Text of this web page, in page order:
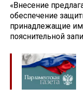
«Внесение
обеспечение
принадлежащие им
пояснительной